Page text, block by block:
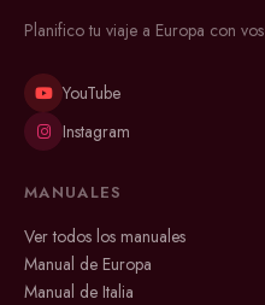
Planifico tu viaje a Europa con vos
YouTube
Instagram
MANUALES
Ver todos los manuales
Manual de Europa
Manual de Italia